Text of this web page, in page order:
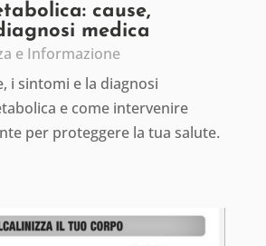
cause,
medica
e Informazione
i sintomi e la diagnosi
e come intervenire
per proteggere la tua salute.